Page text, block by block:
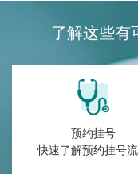
了解这些有
预约挂号
快速了解预约挂号